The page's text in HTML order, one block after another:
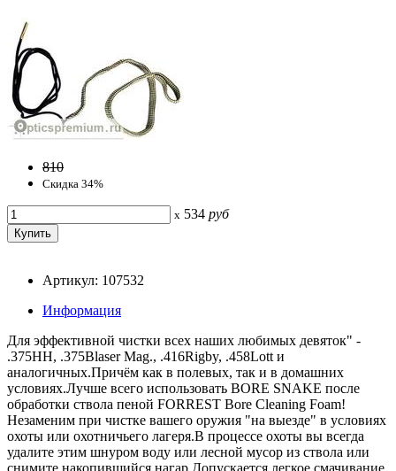
810
Скидка 34%
x 534 руб
Артикул: 107532
Информация
Для эффективной чистки всех наших любимых девяток" -
.375HH, .375Blaser Mag., .416Rigby, .458Lott и
аналогичных.Причём как в полевых, так и в домашних
условиях.Лучше всего использовать BORE SNAKE после
обработки ствола пеной FORREST Bore Cleaning Foam!
Незаменим при чистке вашего оружия "на выезде" в условиях
охоты или охотничьего лагеря.В процессе охоты вы всегда
удалите этим шнуром воду или лесной мусор из ствола или
снимите накопившийся нагар.Допускается легкое смачивание